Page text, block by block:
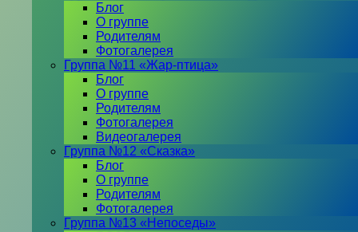
Блог
О группе
Родителям
Фотогалерея
Группа №11 «Жар-птица»
Блог
О группе
Родителям
Фотогалерея
Видеогалерея
Группа №12 «Сказка»
Блог
О группе
Родителям
Фотогалерея
Группа №13 «Непоседы»